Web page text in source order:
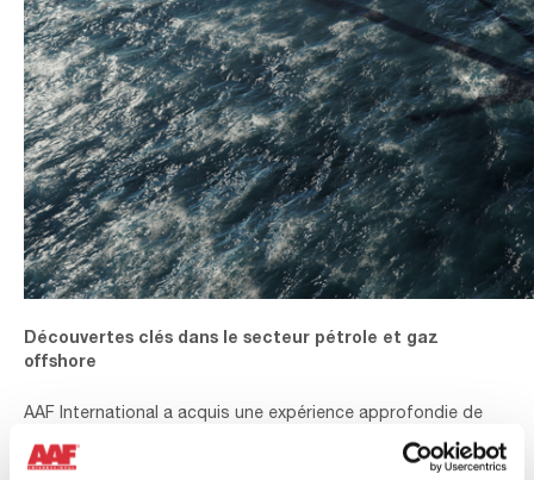
Découvertes clés dans le secteur pétrole et gaz
offshore
AAF International a acquis une expérience approfondie de
turbines à gaz ; Notre société installe de nouveaux systèmes